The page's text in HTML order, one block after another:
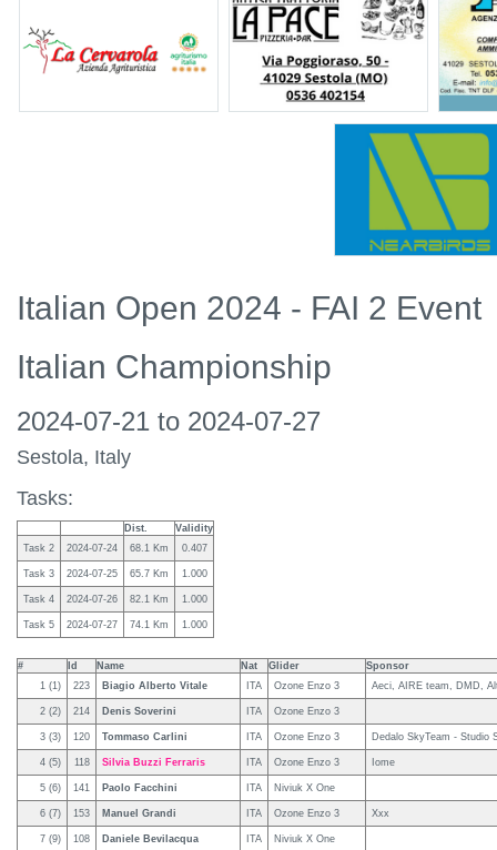
Italian Open 2024 - FAI 2 Event
Italian Championship
2024-07-21 to 2024-07-27
Sestola, Italy
Tasks:
Dist.
Validity
Task 2
2024-07-24 68.1 Km 0.407
Task 3 2024-07-25 65.7 Km 1.000
Task 4 2024-07-26 82.1 Km 1.000
Task 5 2024-07-27 74.1 Km 1.000
# Id Name Nat Glider
Sponsor
1 (1)
223 Biagio Alberto Vitale ITA Ozone Enzo 3 Aeci, AIRE team, DMD,
2 (2) 214 Denis Soverini ITA Ozone Enzo 3
3 (3) 120 Tommaso Carlini ITA Ozone Enzo 3 Dedalo SkyTeam - Studio
4 (5) 118 Silvia Buzzi Ferraris ITA Ozone Enzo 3 Iome
5 (6) 141 Paolo Facchini ITA Niviuk X One
6 (7) 153 Manuel Grandi ITA Ozone Enzo 3 Xxx
7 (9) 108 Daniele Bevilacqua ITA Niviuk X One